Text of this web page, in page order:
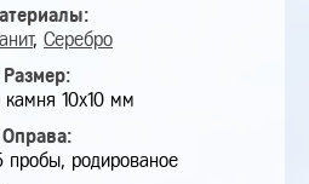
, Серебро
Размер:
камня 10х10 мм
Оправа:
пробы, родированое